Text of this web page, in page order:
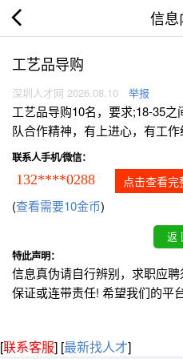
信息
工艺品导购
深圳人才网 2026.08.10 举报
工艺品导购10名，要求;18-35
队合作精神，有上进心，有工作
联系人手机/微信：
132****0288 点击查看完
(查看需要10金币)
特此声明：
信息真伪请自行辨别，求职应
保证或连带责任! 希望我们的平
[联系客服] [最新找人才]